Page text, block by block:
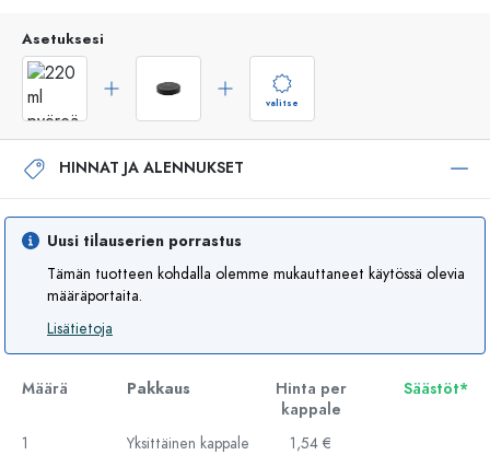
Asetuksesi
valitse
HINNAT JA ALENNUKSET
Uusi tilauserien porrastus
Tämän tuotteen kohdalla olemme mukauttaneet käytössä olevia
määräportaita.
Lisätietoja
Määrä Pakkaus
Hinta per
kappale
Säästöt*
1 Yksittäinen kappale
1,54 €